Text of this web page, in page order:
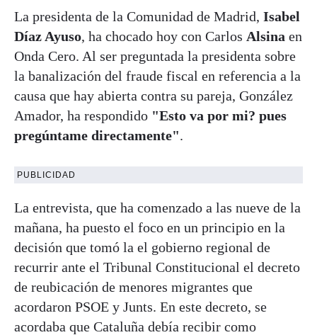
La presidenta de la Comunidad de Madrid, Isabel
Díaz Ayuso, ha chocado hoy con Carlos Alsina en
Onda Cero. Al ser preguntada la presidenta sobre
la banalización del fraude fiscal en referencia a la
causa que hay abierta contra su pareja, González
Amador, ha respondido "Esto va por mi? pues
pregúntame directamente".
PUBLICIDAD
La entrevista, que ha comenzado a las nueve de la
mañana, ha puesto el foco en un principio en la
decisión que tomó la el gobierno regional de
recurrir ante el Tribunal Constitucional el decreto
de reubicación de menores migrantes que
acordaron PSOE y Junts. En este decreto, se
acordaba que Cataluña debía recibir como